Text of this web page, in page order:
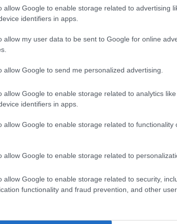
allow Google to enable storage related to advertising
identifiers in apps.
allow my user data to be sent to Google for online
allow Google to send me personalized advertising.
allow Google to enable storage related to analytics
identifiers in apps.
allow Google to enable storage related to functionality
allow Google to enable storage related to
allow Google to enable storage related to security,
functionality and fraud prevention, and other user
Instagram 1 milliárd aktív havi felhasználójának
nagyon nehéz kemény munka nélkül…